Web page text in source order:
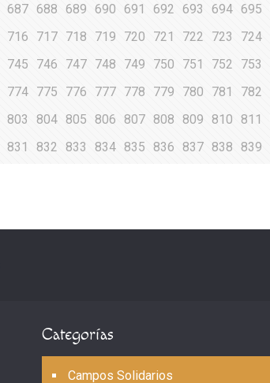
687 688 689 690 691 692 693 694 695
716 717 718 719 720 721 722 723 724
745 746 747 748 749 750 751 752 753
774 775 776 777 778 779 780 781 782
803 804 805 806 807 808 809 810 811
831 832 833 834 835 836 837 838 839
Categorías
Campos Solidarios